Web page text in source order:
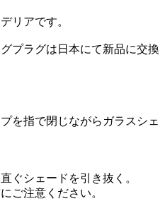
リアです。
プラグは日本にて新品に交換
を指で閉じながらガラスシェ
ぐシェードを引き抜く。
ご注意ください。